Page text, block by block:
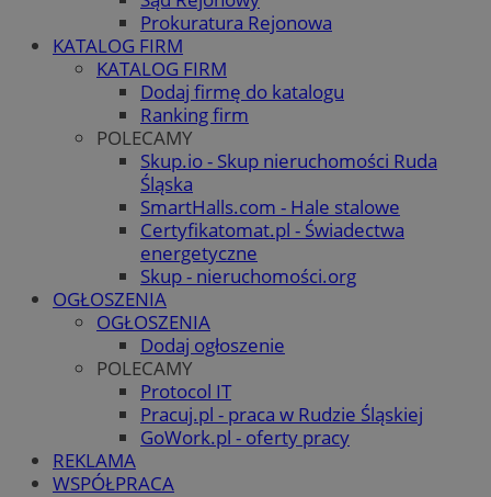
Prokuratura Rejonowa
KATALOG FIRM
KATALOG FIRM
Dodaj firmę do katalogu
Ranking firm
POLECAMY
Skup.io - Skup nieruchomości Ruda
Śląska
SmartHalls.com - Hale stalowe
Certyfikatomat.pl - Świadectwa
energetyczne
Skup - nieruchomości.org
OGŁOSZENIA
OGŁOSZENIA
Dodaj ogłoszenie
POLECAMY
Protocol IT
Pracuj.pl - praca w Rudzie Śląskiej
GoWork.pl - oferty pracy
REKLAMA
WSPÓŁPRACA